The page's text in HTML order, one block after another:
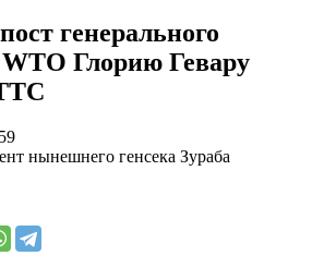
генерального
Глорию Гевару
нынешнего генсека Зураба